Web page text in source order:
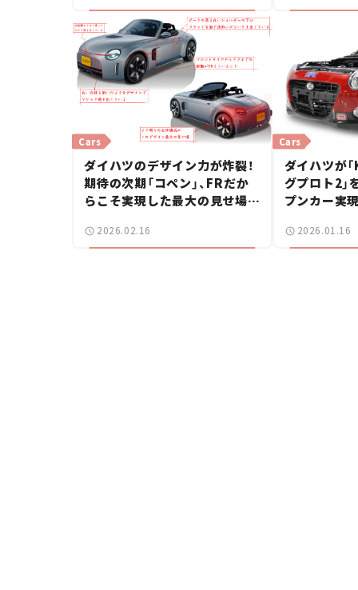
Cars
ダイハツのデザイン力が炸裂！
期待の次期「コペン」、FRだか
らこそ実現した最大の見せ場と
ザイン解説ラボ」#3
2026.02.16
Cars
ダイハツが
グプロト2」
プンカー実
2026.01.16